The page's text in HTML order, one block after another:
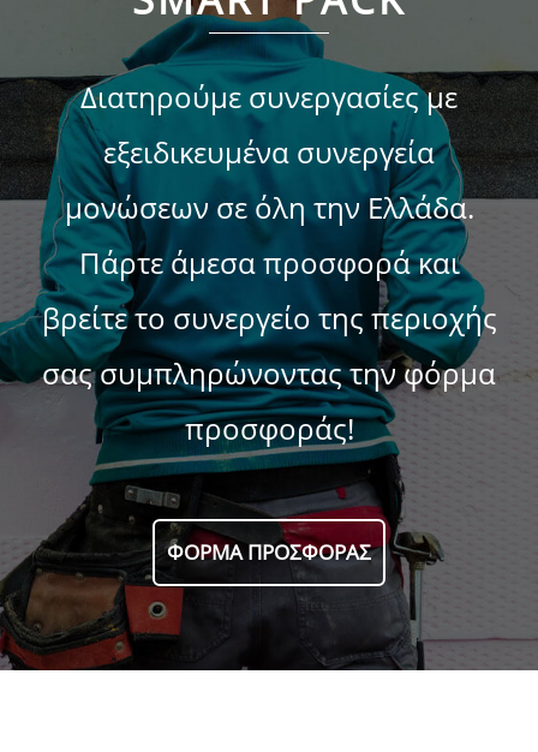
Διατηρούμε συνεργασίες με
εξειδικευμένα συνεργεία
μονώσεων σε όλη την Ελλάδα.
Πάρτε άμεσα προσφορά και
βρείτε το συνεργείο της περιοχής
σας συμπληρώνοντας την φόρμα
προσφοράς!
ΦΟΡΜΑ ΠΡΟΣΦΟΡΑΣ